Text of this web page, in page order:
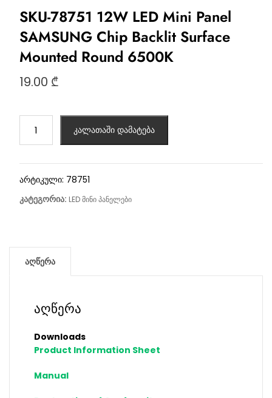
SKU-78751 12W LED Mini Panel
SAMSUNG Chip Backlit Surface
Mounted Round 6500K
19.00 ₾
კალათაში დამატება
არტიკული: 78751
კატეგორია: LED მინი პანელები
აღწერა
აღწერა
Downloads
Product Information Sheet
Manual